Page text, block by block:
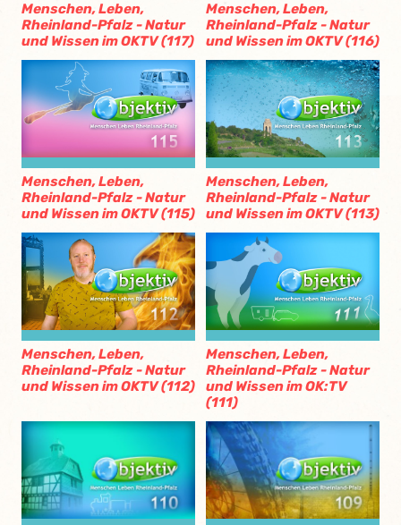
Menschen, Leben,
Rheinland-Pfalz - Natur
und Wissen im OKTV (117)
Menschen, Leben,
Rheinland-Pfalz - Natur
und Wissen im OKTV (116)
Menschen, Leben,
Rheinland-Pfalz - Natur
und Wissen im OKTV (115)
Menschen, Leben,
Rheinland-Pfalz - Natur
und Wissen im OKTV (113)
Menschen, Leben,
Rheinland-Pfalz - Natur
und Wissen im OKTV (112)
Menschen, Leben,
Rheinland-Pfalz - Natur
und Wissen im OK:TV
(111)